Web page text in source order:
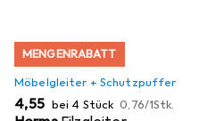
MENGENRABATT
Möbelgleiter + Schutzpuffer
EUR
4,55 bei 4 Stück EUR
0,76/1Stk.